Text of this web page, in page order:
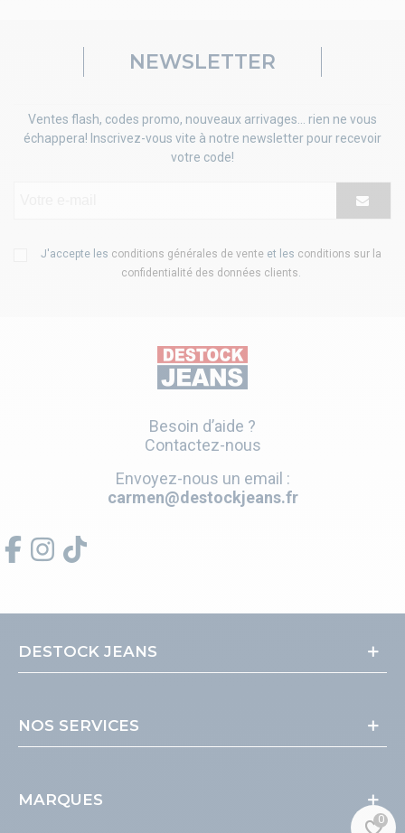
NEWSLETTER
Ventes flash, codes promo, nouveaux arrivages... rien ne vous
échappera! Inscrivez-vous vite à notre newsletter pour recevoir
votre code!
J'accepte les conditions générales de vente et les conditions sur la
confidentialité des données clients
Besoin d’aide ?
Contactez-nous
Envoyez-nous un email :
carmen@destockjeans.fr
DESTOCK JEANS
NOS SERVICES
MARQUES
0